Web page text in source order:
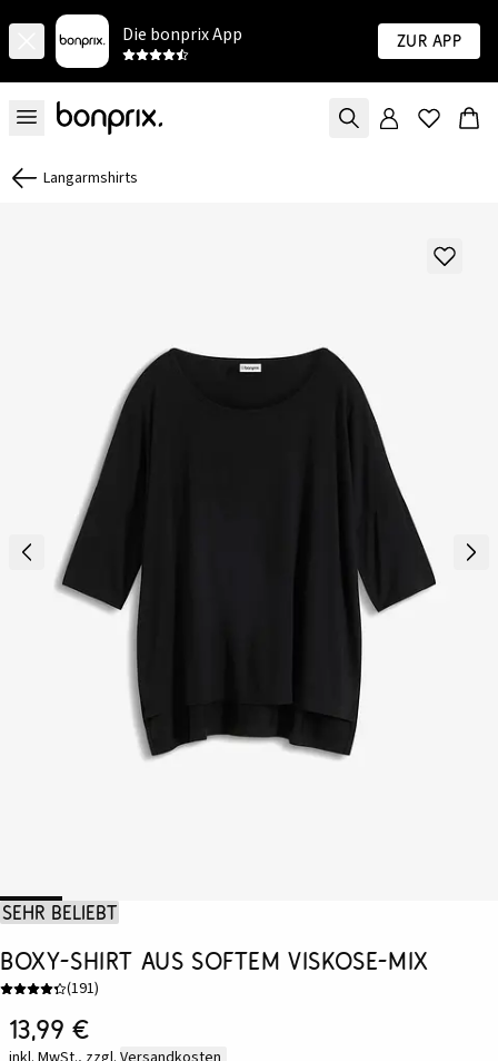
Die bonprix App Zur App
Langarmshirts
Sehr beliebt
Boxy-Shirt aus softem Viskose-Mix
(191)
13,99 €